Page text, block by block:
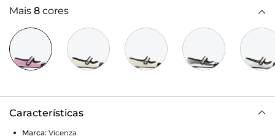
Mais 8 cores
Características
Marca: Vicenza